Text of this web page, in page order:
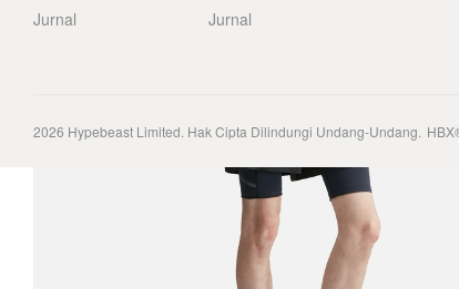
Jurnal
Jurnal
2026 Hypebeast Limited. Hak Cipta Dilindungi Undang-Undang.